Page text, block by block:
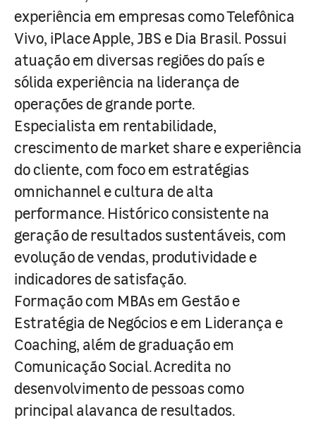
experiência em empresas como Telefônica
Vivo, iPlace Apple, JBS e Dia Brasil. Possui
atuação em diversas regiões do país e
sólida experiência na liderança de
operações de grande porte.
Especialista em rentabilidade,
crescimento de market share e experiência
do cliente, com foco em estratégias
omnichannel e cultura de alta
performance. Histórico consistente na
geração de resultados sustentáveis, com
evolução de vendas, produtividade e
indicadores de satisfação.
Formação com MBAs em Gestão e
Estratégia de Negócios e em Liderança e
Coaching, além de graduação em
Comunicação Social. Acredita no
desenvolvimento de pessoas como
principal alavanca de resultados.